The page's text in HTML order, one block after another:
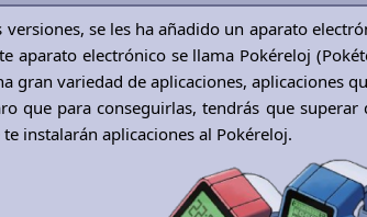
versiones, se les ha añadido un aparato
aparato electrónico se llama Pokéreloj
gran variedad de aplicaciones, aplicaciones
que para conseguirlas, tendrás que
instalarán aplicaciones al Pokéreloj.